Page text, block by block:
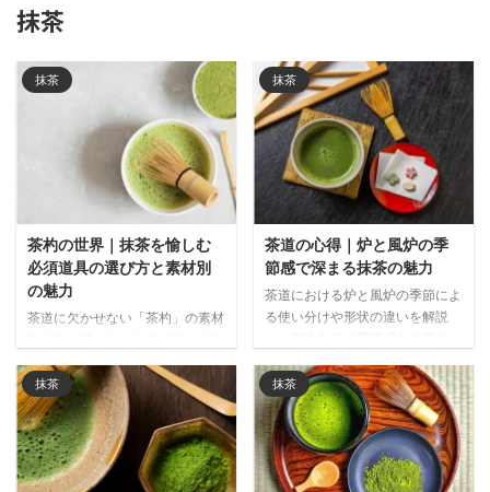
抹茶
抹茶
茶杓の世界｜抹茶を愉しむ
必須道具の選び方と素材別
の魅力
茶道に欠かせない「茶杓」の素材
初心者向けアドバイスまで、抹茶
をより深く楽しむための必須知識
を凝縮しました。
抹茶
茶道の心得｜炉と風炉の季
節感で深まる抹茶の魅力
茶道における炉と風炉の季節によ
る使い分けや形状の違いを解説
り深く味わうための茶道の基本知
識が学べる記事です。
抹茶 抹茶